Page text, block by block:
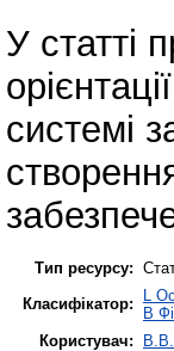
У статті
системі
Тип ресурсу:
Класифікатор:
L
B
Користувач:
В.В.